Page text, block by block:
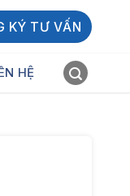
KÝ TƯ VẤN
HỆ